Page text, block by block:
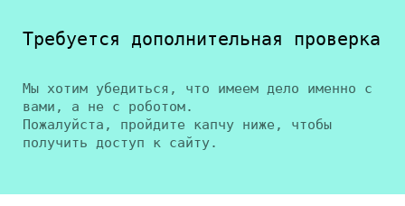
Требуется дополнительная проверка
Мы хотим убедиться, что имеем дело именно с
вами, а не с роботом.
Пожалуйста, пройдите капчу ниже, чтобы
получить доступ к сайту.